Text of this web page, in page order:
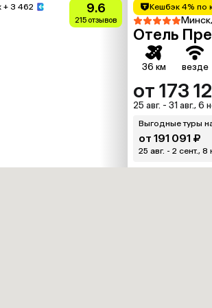
+ 3 462 9.6
215 отзывов
Кешбэк 4% по
Отель
36 км везде
от 173
25 авг. - 31 авг., 6
Выгодные туры
от 191 091 ₽
25 авг. - 2 сент., 8